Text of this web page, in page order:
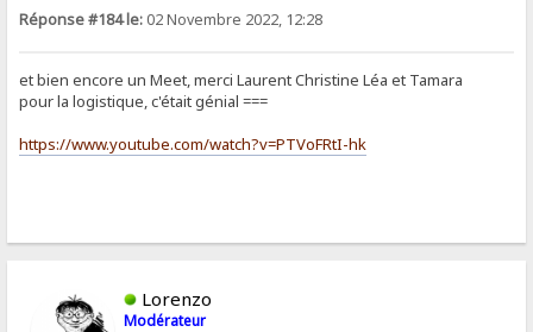
Réponse #184 le: 02 Novembre 2022, 12:28
et bien encore un Meet, merci Laurent Christine Léa et Tamara
pour la logistique, c'était génial ===
https://www.youtube.com/watch?v=PTVoFRtI-hk
Lorenzo
Modérateur